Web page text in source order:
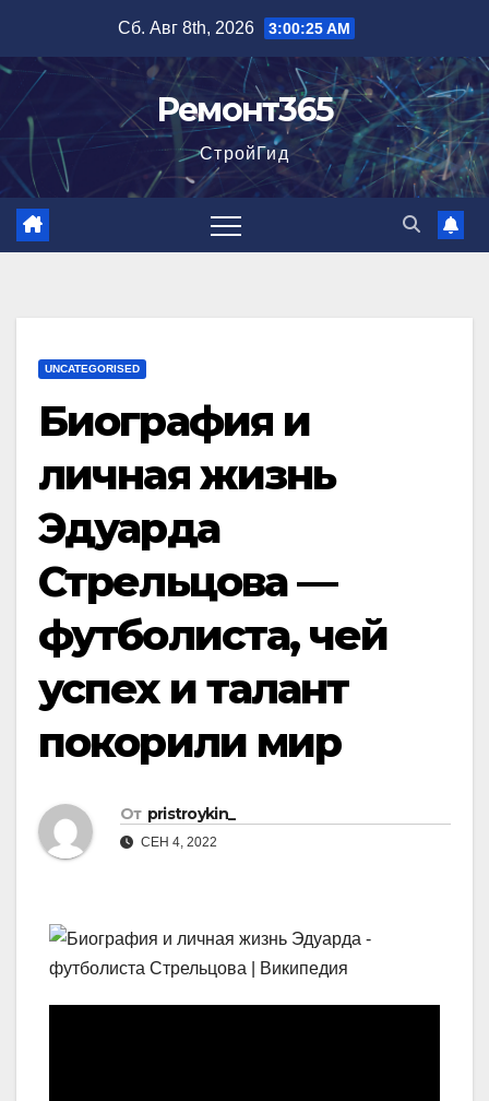
содержимому
Сб. Авг 8th, 2026 3:00:26 AM
Ремонт365
СтройГид
UNCATEGORISED
Биография и
личная жизнь
Эдуарда
Стрельцова —
футболиста, чей
успех и талант
покорили мир
От pristroykin_
СЕН 4, 2022